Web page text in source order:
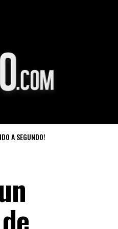
A SEGUNDO!